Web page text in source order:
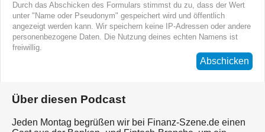
Durch das Abschicken des Formulars stimmst du zu, dass der Wert
unter "Name oder Pseudonym" gespeichert wird und öffentlich
angezeigt werden kann. Wir speichern keine IP-Adressen oder andere
personenbezogene Daten. Die Nutzung deines echten Namens ist
freiwillig.
Abschicken
Über diesen Podcast
Jeden Montag begrüßen wir bei Finanz-Szene.de einen